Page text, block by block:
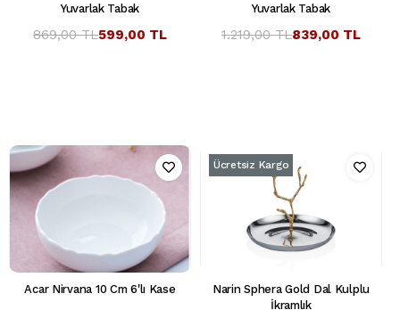
Yuvarlak Tabak
599,00 TL
869,00 TL
Yuvarlak Tabak
839,00 TL
1.219,00 TL
Acar Nirvana 10 Cm 6'lı Kase
Narin Sphera Gold Dal Kulplu
İkramlık
Ücretsiz Kargo